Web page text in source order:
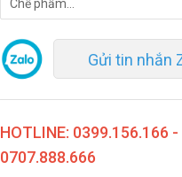
Gửi tin nhắn
HOTLINE: 0399.156.166 -
0707.888.666